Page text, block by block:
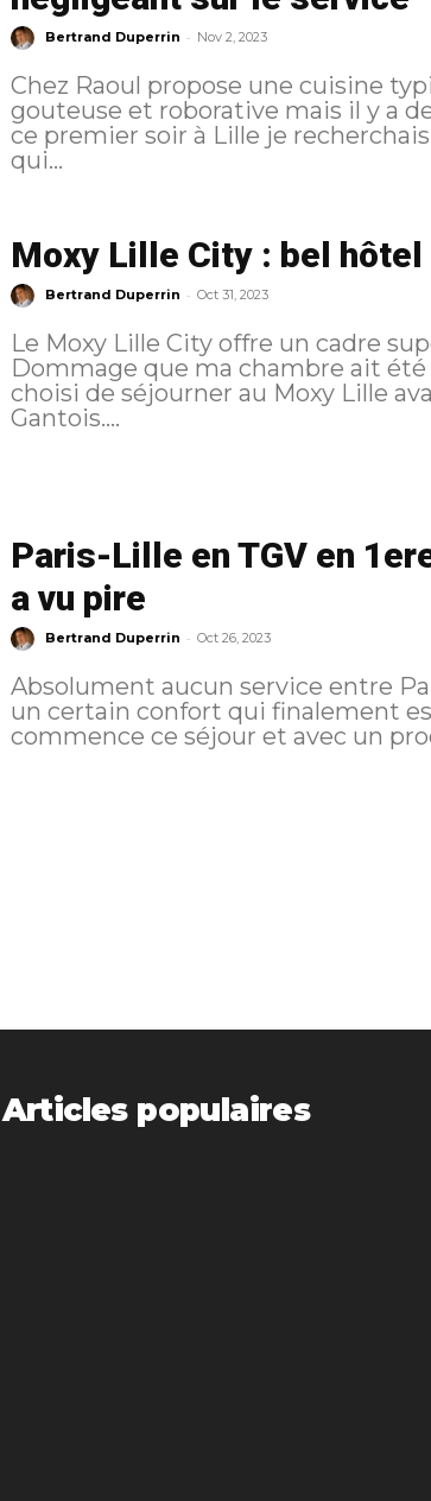
Bertrand Duperrin - Nov 2, 2023
Chez Raoul propose une cuisine
gouteuse et roborative mais il y a de
ce premier soir à Lille je
qui...
Moxy Lille City : bel
Bertrand Duperrin - Oct 31, 2023
Le Moxy Lille City offre un cadre
Dommage que ma chambre ait été aussi triste. Pour ce
choisi de séjourner au Moxy Lille
Gantois....
Paris-Lille en TGV en
a vu pire
Bertrand Duperrin - Oct 26, 2023
Absolument aucun service entre
un certain confort qui finalement est l'essentiel. C'est
commence ce séjour et avec un
Articles populaires